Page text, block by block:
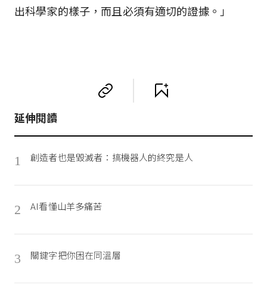
出科學家的樣子，而且必須有適切的證據。」
延伸閱讀
1 創造者也是毀滅者：搞機器人的終究是人
2 AI看懂山羊多痛苦
3 關鍵字把你困在同溫層